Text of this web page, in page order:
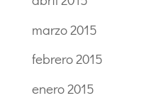
marzo 2015
febrero 2015
enero 2015